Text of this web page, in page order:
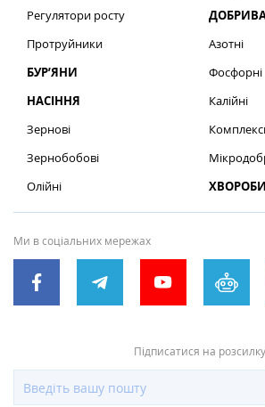
Регулятори росту
Протруйники
БУР’ЯНИ
НАСІННЯ
Зернові
Зернобобові
Олійні
Азотні
Фосфорні
Калійні
ХВОРОБИ
Ми в соціальних мережах
Підписатися на розсилку